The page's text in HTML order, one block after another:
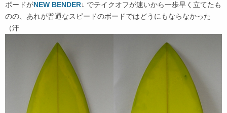
ボードがNEW BENDER↓ でテイクオフが速いから一歩早く立てたも
のの、あれが普通なスピードのボードではどうにもならなかった
（汗